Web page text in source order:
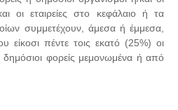
οι εταιρείες στο κεφάλαιο ή τα
συμμετέχουν, άμεσα ή έμμεσα,
είκοσι πέντε τοις εκατό (25%) οι
φορείς μεμονωμένα ή από